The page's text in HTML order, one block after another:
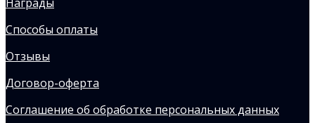
Способы оплаты
Отзывы
Договор-оферта
Соглашение об обработке персональных данных